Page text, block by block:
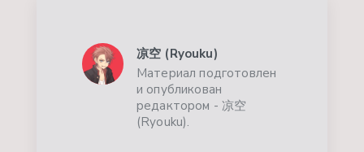
凉空 (Ryouku)
Материал подготовлен
и опубликован
редактором - 凉空
(Ryouku).